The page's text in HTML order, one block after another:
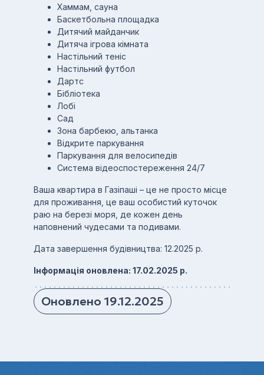
Хаммам, сауна
Баскетбольна площадка
Дитячий майданчик
Дитяча ігрова кімната
Настільний теніс
Настільний футбол
Дартс
Бібліотека
Лобі
Сад
Зона барбекю, альтанка
Відкрите паркування
Паркування для велосипедів
Система відеоспостереження 24/7
Ваша квартира в Газіпаші – це не просто місце
для проживання, це ваш особистий куточок
раю на березі моря, де кожен день
наповнений чудесами та подивами.
Дата завершення будівництва: 12.2025 р.
Інформація оновлена: 17.02.2025 р.
Оновлено 19.12.2025